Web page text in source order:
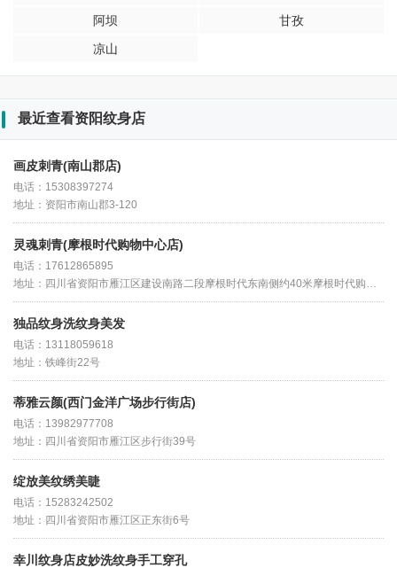
阿坝
甘孜
凉山
最近查看资阳纹身店
画皮刺青(南山郡店)
电话：15308397274
地址：资阳市南山郡3-120
灵魂刺青(摩根时代购物中心店)
电话：17612865895
地址：四川省资阳市雁江区建设南路二段摩根时代东南侧约40米摩根时代购物中心F2
独品纹身洗纹身美发
电话：13118059618
地址：铁峰街22号
蒂雅云颜(西门金洋广场步行街店)
电话：13982977708
地址：四川省资阳市雁江区步行街39号
绽放美纹绣美睫
电话：15283242502
地址：四川省资阳市雁江区正东街6号
幸川纹身店皮妙洗纹身手工穿孔